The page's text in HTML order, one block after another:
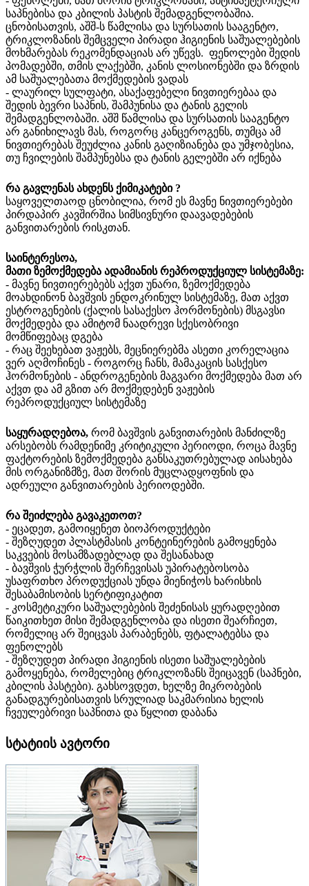
საპნებისა და კბილის პასტის შემადგენლობაშია.
ცნობისათვის, აშშ-ს წამლისა და სურსათის სააგენტო,
ტრიკლოზანის შემცველი პირადი ჰიგიენის საშუალებების
მოხმარებას რეკომენდაციას არ უწევს. ფენოლები შედის
პომადებში, თმის ლაქებში, კანის ლოსიონებში და ზრდის
ამ საშუალებათა მოქმედების ვადას
- ლაურილ სულფატი, ასაქაფებელი ნივთიერებაა და
შედის ბევრი საპნის, შამპუნისა და ტანის გელის
შემადგენლობაში. აშშ წამლისა და სურსათის სააგენტო
არ განიხილავს მას, როგორც კანცეროგენს, თუმცა ამ
ნივთიერებას შეუძლია კანის გაღიზიანება და უმჯობესია,
თუ ჩვილების შამპუნებსა და ტანის გელებში არ იქნება
რა გავლენას ახდენს ქიმიკატები ?
საყოველთაოდ ცნობილია, რომ ეს მავნე ნივთიერებები
პირდაპირ კავშირშია სიმსივნური დაავადებების
განვითარების რისკთან.
საინტერესოა,
მათიზემოქმედება ადამიანისრეპროდუქციულ სისტემაზე:
- მავნე ნივთიერებებს აქვთ უნარი, ზემოქმედება
მოახდინონ ბავშვის ენდოკრინულ სისტემაზე, მათ აქვთ
ესტროგენების (ქალის სასაქესო ჰორმონების) მსგავსი
მოქმედება და ამიტომ ნაადრევი სქესობრივი
მომწიფებაც დგება
- რაც შეეხებათ ვაჟებს, მეცნიერებმა ასეთი კორელაცია
ვერ აღმოჩინეს - როგორც ჩანს, მამაკაცის სასქესო
ჰორმონების - ანდროგენების მაგვარი მოქმედება მათ არ
აქვთ და ამ გზით არ მოქმედებენ ვაჟების
რეპროდუქციულ სისტემაზე
საყურადღებოა, რომ ბავშვის განვითარების მანძილზე
არსებობს რამდენიმე კრიტიკული პერიოდი, როცა მავნე
ფაქტორების ზემოქმედება განსაკუთრებულად აისახება
მის ორგანიზმზე, მათ შორის მუცლადყოფნის და
ადრეული განვითარების პერიოდებში.
რა შეიძლება გავაკეთოთ?
- ეცადეთ, გამოიყენეთ ბიოპროდუქტები
- შეზღუდეთ პლასტმასის კონტეინერების გამოყენება
საკვების მოსამზადებლად და შესანახად
- ბავშვის ჭურჭლის შერჩევისას უპირატებოსობა
უსაფრთხო პროდუქციას უნდა მიენიჭოს ხარისხის
შესაბამისობის სერტიფიკატით
- კოსმეტიკური საშუალებების შეძენისას ყურადღებით
წაიკითხეთ მისი შემადგენლობა და ისეთი შეარჩიეთ,
რომელიც არ შეიცვას პარაბენებს, ფტალატებსა და
ფენოლებს
- შეზღუდეთ პირადი ჰიგიენის ისეთი საშუალებების
გამოყენება, რომელებიც ტრიკლოზანს შეიცავენ (საპნები,
კბილის პასტები). გახსოვდეთ, ხელზე მიკრობების
განადგურებისათვის სრულიად საკმარისია ხელის
ჩვეულებრივი საპნითა და წყლით დაბანა
სტატიის ავტორი